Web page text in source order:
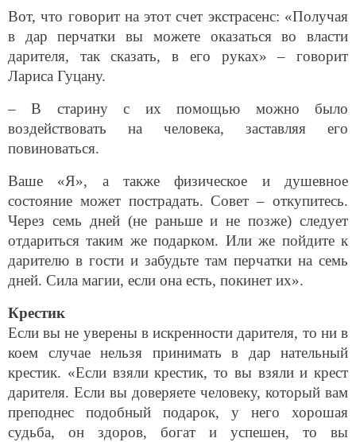
Вот, что говорит на этот счет экстрасенс: «Получая
в дар перчатки вы можете оказаться во власти
дарителя, так сказать, в его руках» – говорит
Лариса Гуцану.
– В старину с их помощью можно было
воздействовать на человека, заставляя его
повиноваться.
Ваше «Я», а также физическое и душевное
состояние может пострадать. Совет – откупитесь.
Через семь дней (не раньше и не позже) следует
отдариться таким же подарком. Или же пойдите к
дарителю в гости и забудьте там перчатки на семь
дней. Сила магии, если она есть, покинет их».
Крестик
Если вы не уверены в искренности дарителя, то ни в
коем случае нельзя принимать в дар нательный
крестик. «Если взяли крестик, то вы взяли и крест
дарителя. Если вы доверяете человеку, который вам
преподнес подобный подарок, у него хорошая
судьба, он здоров, богат и успешен, то вы